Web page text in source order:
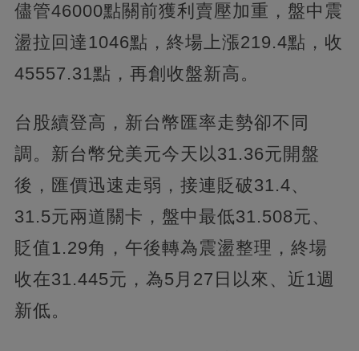
儘管46000點關前獲利賣壓加重，盤中震
盪拉回達1046點，終場上漲219.4點，收
45557.31點，再創收盤新高。
台股續登高，新台幣匯率走勢卻不同
調。新台幣兌美元今天以31.36元開盤
後，匯價迅速走弱，接連貶破31.4、
31.5元兩道關卡，盤中最低31.508元、
貶值1.29角，午後轉為震盪整理，終場
收在31.445元，為5月27日以來、近1週
新低。